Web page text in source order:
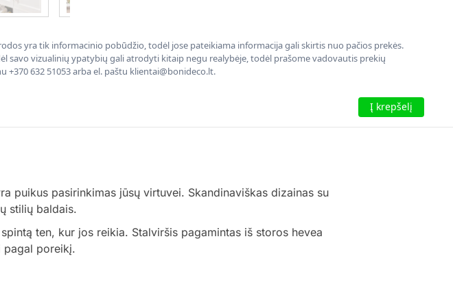
yra tik informacinio pobūdžio, todėl jose pateikiama informacija gali skirtis nuo pačios prekės.
savo vizualinių ypatybių gali atrodyti kitaip negu realybėje, todėl prašome vadovautis prekių
632 51053 arba el. paštu klientai@bonideco.lt.
Į krepšelį
puikus pasirinkimas jūsų virtuvei. Skandinaviškas dizainas su
stilių baldais.
ten, kur jos reikia. Stalviršis pagamintas iš storos hevea
pagal poreikį.